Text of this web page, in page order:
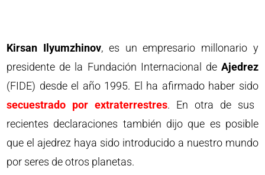
Kirsan Ilyumzhinov, es un empresario millonario y
presidente de la Fundación Internacional de Ajedrez
(FIDE) desde el año 1995. El ha afirmado haber sido
secuestrado por extraterrestres. En otra de sus
recientes declaraciones también dijo que es posible
que el ajedrez haya sido introducido a nuestro mundo
por seres de otros planetas.